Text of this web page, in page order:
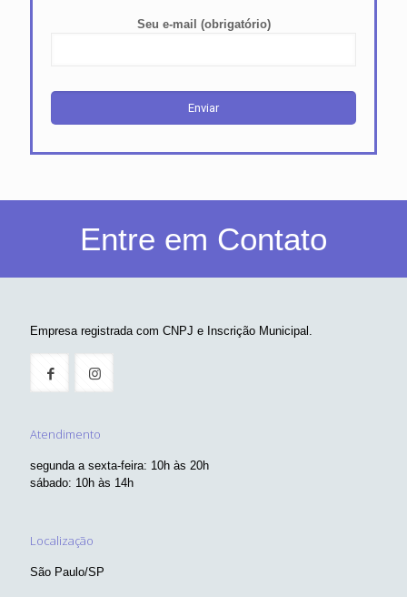
Seu e-mail (obrigatório)
Entre em Contato
Empresa registrada com CNPJ e Inscrição Municipal.
Atendimento
segunda a sexta-feira: 10h às 20h
sábado: 10h às 14h
Localização
São Paulo/SP